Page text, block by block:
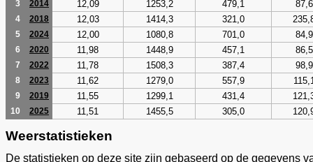
3 2014 12,09 1253,2 479,1 87,6
4 2018 12,03 1414,3 321,0
5 2024 12,00 1080,8 701,0 84,9
6 2020 11,98 1448,9 457,1 86,5
7 2022 11,78 1508,3 387,4 98,9
8 2023 11,62 1279,0 557,9
9 2019 11,55 1299,1 431,4
10 2025 11,51 1455,5 305,0
Weerstatistieken
De statistieken op deze site zijn gebaseerd op de gegevens